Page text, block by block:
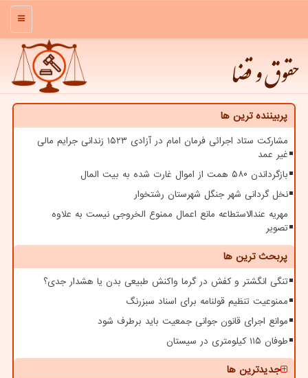
منو
حقوق و قضا
پربیننده ترین ها
مشارکت ستاد اجرائی فرمان امام در آزادی ۱۵۲۳ زندانی جرایم مالی
غیر عمد
بازگرداندن ۵۸۰ همت از اموال غارت شده به بیت المال
نخل گردانی شهر جنگل شهرستان رشتخوار
مهریه عندالاستطاعه مانع اعمال ممنوع الخروجی نیست به علاوه
تصویر
پربحث ترین ها
تنگی انگشتر و کفش در گرما واکنش طبیعی بدن یا هشدار جدی؟
ممنوعیت تنظیم قولنامه برای اسناد سبزرنگ
موانع اجرای قانون جوانی جمعیت باید برطرف شود
طوفان ۱۱۵ کیلومتری در سیستان
جدیدترین ها